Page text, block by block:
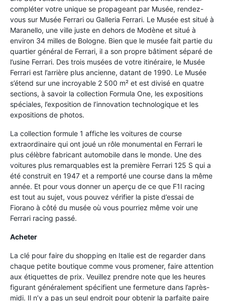
compléter votre unique se propageant par Musée, rendez-
vous sur Musée Ferrari ou Galleria Ferrari. Le Musée est situé à
Maranello, une ville juste en dehors de Modène et situé à
environ 34 milles de Bologne. Bien que le musée fait partie du
quartier général de Ferrari, il a son propre bâtiment séparé de
l’usine Ferrari. Des trois musées de votre itinéraire, le Musée
Ferrari est l’arrière plus ancienne, datant de 1990. Le Musée
s’étend sur une incroyable 2 500 m² et est divisé en quatre
sections, à savoir la collection Formula One, les expositions
spéciales, l’exposition de l’innovation technologique et les
expositions de photos.
La collection formule 1 affiche les voitures de course
extraordinaire qui ont joué un rôle monumental en Ferrari le
plus célèbre fabricant automobile dans le monde. Une des
voitures plus remarquables est la première Ferrari 125 S qui a
été construit en 1947 et a remporté une course dans la même
année. Et pour vous donner un aperçu de ce que F1I racing
est tout au sujet, vous pouvez vérifier la piste d’essai de
Fiorano à côté du musée où vous pourriez même voir une
Ferrari racing passé.
Acheter
La clé pour faire du shopping en Italie est de regarder dans
chaque petite boutique comme vous promener, faire attention
aux étiquettes de prix. Veuillez prendre note que les heures
figurant généralement spécifient une fermeture dans l’après-
midi. Il n’y a pas un seul endroit pour obtenir la parfaite paire